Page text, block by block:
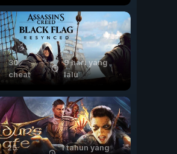
30
cheat
9 hari yang
lalu
25
1 tahun yang